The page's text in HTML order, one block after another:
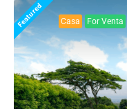
Featured Casa For Venta